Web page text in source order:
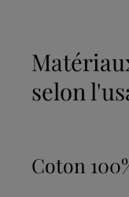
selon
Coton